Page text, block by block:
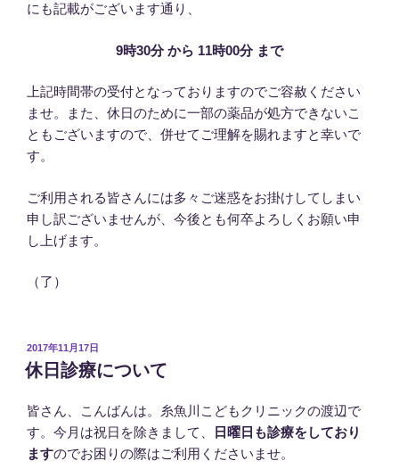
にも記載がございます通り、
9時30分 から 11時00分 まで
上記時間帯の受付となっておりますのでご容赦ください
ませ。また、休日のために一部の薬品が処方できないこ
ともございますので、併せてご理解を賜れますと幸いで
す。
ご利用される皆さんには多々ご迷惑をお掛けしてしまい
申し訳ございませんが、今後とも何卒よろしくお願い申
し上げます。
（了）
投
稿
日:
2017年11月17日
休日診療について
皆さん、こんばんは。糸魚川こどもクリニックの渡辺で
す。今月は祝日を除きまして、
日曜日も診療をしており
ますのでお困りの際はご利用くださいませ。